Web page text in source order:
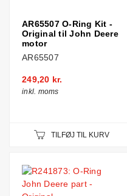
AR65507 O-Ring Kit -
Original til John Deere
motor
AR65507
249,20 kr.
inkl. moms
TILFØJ TIL KURV